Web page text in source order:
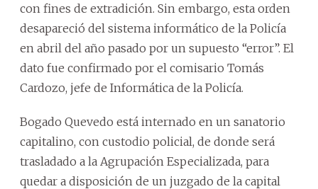
con fines de extradición. Sin embargo, esta orden
desapareció del sistema informático de la Policía
en abril del año pasado por un supuesto “error”. El
dato fue confirmado por el comisario Tomás
Cardozo, jefe de Informática de la Policía.
Bogado Quevedo está internado en un sanatorio
capitalino, con custodio policial, de donde será
trasladado a la Agrupación Especializada, para
quedar a disposición de un juzgado de la capital